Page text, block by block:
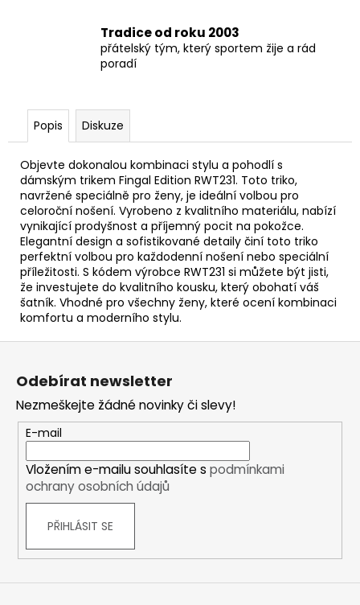
Tradice od roku 2003
přátelský tým, který sportem žije a rád
poradí
Popis Diskuze
Objevte dokonalou kombinaci stylu a pohodlí s
dámským trikem Fingal Edition RWT231. Toto triko,
navržené speciálně pro ženy, je ideální volbou pro
celoroční nošení. Vyrobeno z kvalitního materiálu, nabízí
vynikající prodyšnost a příjemný pocit na pokožce.
Elegantní design a sofistikované detaily činí toto triko
perfektní volbou pro každodenní nošení nebo speciální
příležitosti. S kódem výrobce RWT231 si můžete být jisti,
že investujete do kvalitního kousku, který obohatí váš
šatník. Vhodné pro všechny ženy, které ocení kombinaci
komfortu a moderního stylu.
Z
Odebírat newsletter
Nezmeškejte žádné novinky či slevy!
E-mail
Vložením e-mailu souhlasíte s podmínkami
ochrany osobních údajů
PŘIHLÁSIT SE